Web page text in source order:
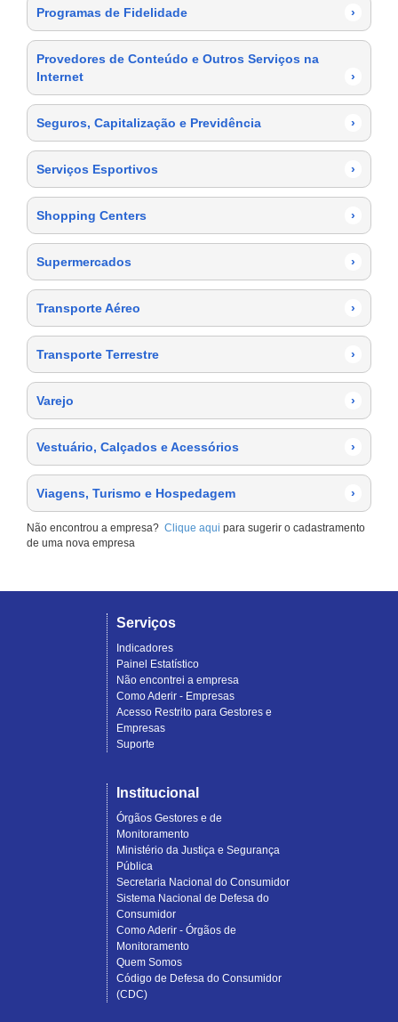
Programas de Fidelidade ›
Provedores de Conteúdo e Outros Serviços na
Internet
›
Seguros, Capitalização e Previdência ›
Serviços Esportivos ›
Shopping Centers ›
Supermercados ›
Transporte Aéreo ›
Transporte Terrestre ›
Varejo ›
Vestuário, Calçados e Acessórios ›
Viagens, Turismo e Hospedagem ›
Não encontrou a empresa? Clique aqui para sugerir o cadastramento
de uma nova empresa
Serviços
Indicadores
Painel Estatístico
Não encontrei a empresa
Como Aderir - Empresas
Acesso Restrito para Gestores e
Empresas
Suporte
Institucional
Órgãos Gestores e de
Monitoramento
Ministério da Justiça e Segurança
Pública
Secretaria Nacional do Consumidor
Sistema Nacional de Defesa do
Consumidor
Como Aderir - Órgãos de
Monitoramento
Quem Somos
Código de Defesa do Consumidor
(CDC)